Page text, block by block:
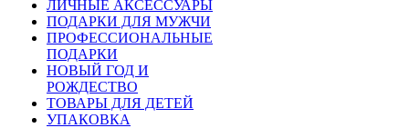
ЛИЧНЫЕ АКСЕССУАРЫ
ПОДАРКИ ДЛЯ МУЖЧИ
ПРОФЕССИОНАЛЬНЫЕ
ПОДАРКИ
НОВЫЙ ГОД И
РОЖДЕСТВО
ТОВАРЫ ДЛЯ ДЕТЕЙ
УПАКОВКА